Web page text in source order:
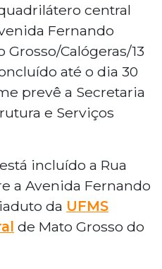
central
Fernando
Grosso/Calógeras/13
até o dia 30
prevê a Secretaria
e Serviços
incluído a Rua
a Avenida Fernando
da UFMS
de Mato Grosso do